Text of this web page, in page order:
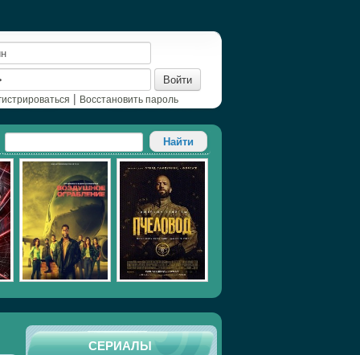
Войти
| Восстановить пароль
СЕРИАЛЫ